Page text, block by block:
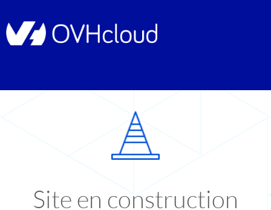
Site en construction